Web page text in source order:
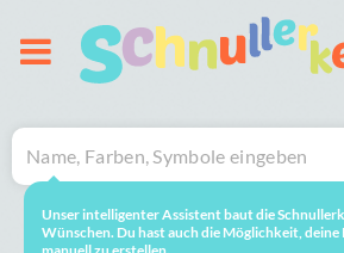
Schnullerkette
Unser intelligenter Assistent baut die
Wünschen. Du hast auch die Möglichkeit,
neustarten So geht's